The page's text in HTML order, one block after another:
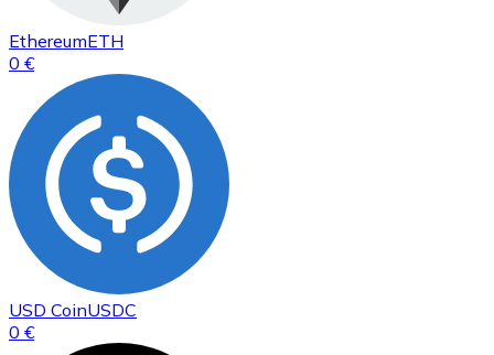
EthereumETH
0 €
USD CoinUSDC
0 €